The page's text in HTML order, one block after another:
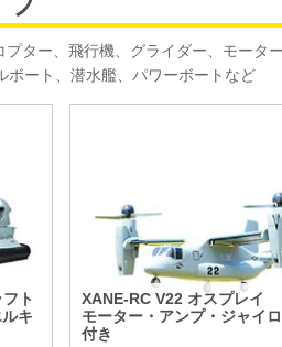
プター、飛行機、グライダー、モー
ボート、潜水艦、パワーボートなど
ト
キ
XANE-RC V22 オスプレイ
モーター・アンプ・ジャイ
付き